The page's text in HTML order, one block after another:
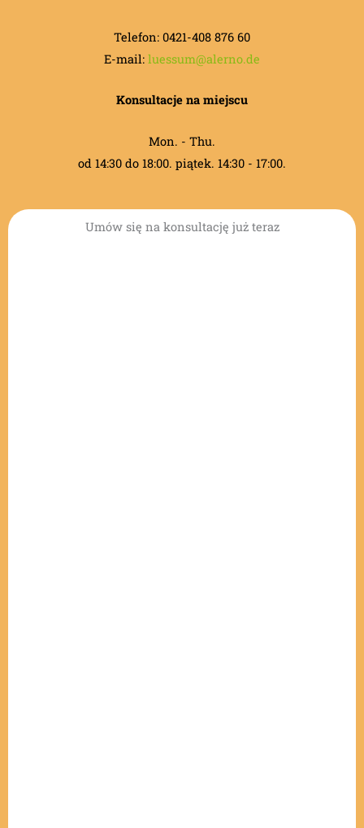
Telefon: 0421-408 876 60
E-mail: luessum@alerno.de
Konsultacje na miejscu
Mon. - Thu.
od 14:30 do 18:00. piątek. 14:30 - 17:00.
Umów się na konsultację już teraz